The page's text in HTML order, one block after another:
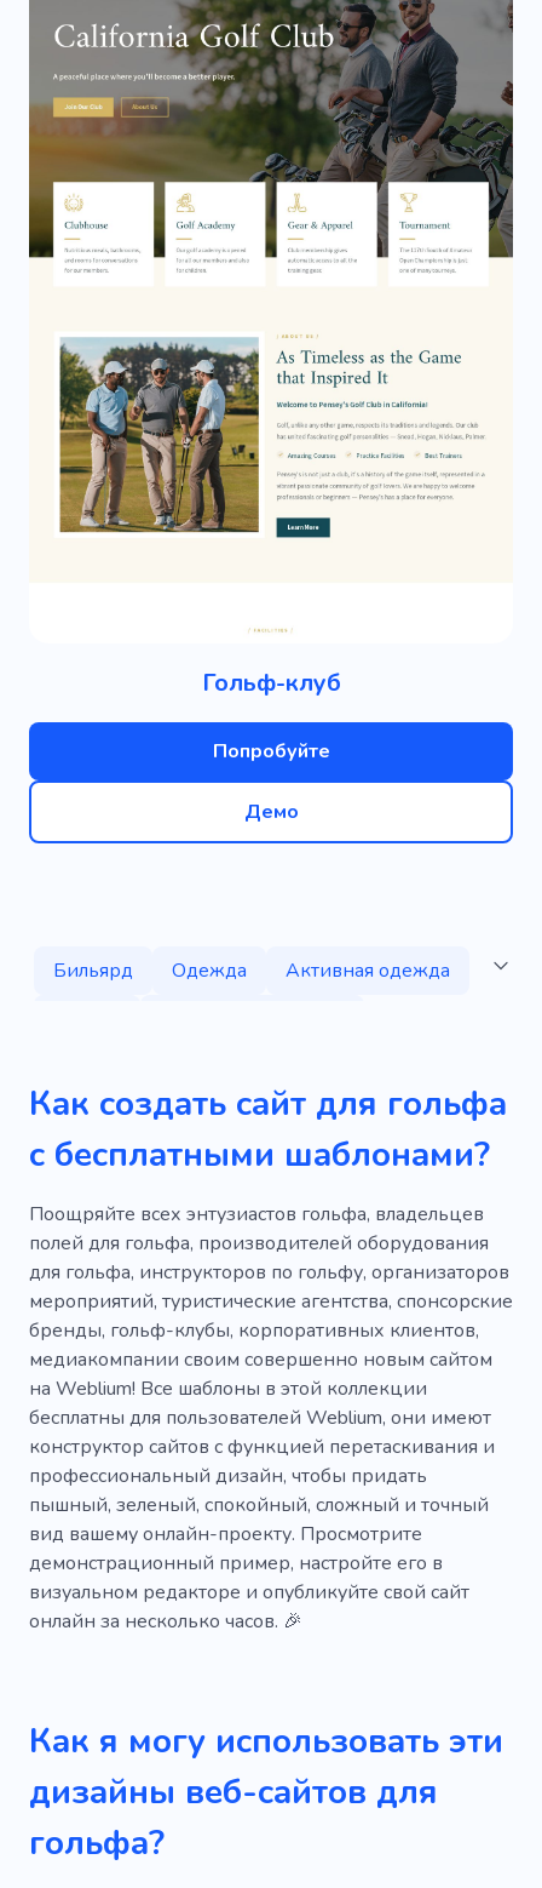
Гольф-клуб
Попробуйте
Демо
Бильярд Одежда
Активная одежда
Борьба
Спортивные часы
Лошади
Спортивная одежда
Спортивные товары
Спортивная одежда
Спортсмен
Обучение
Деятельность
Тренер
Клуб
Как создать сайт для гольфа
с бесплатными шаблонами?
Поощряйте всех энтузиастов гольфа, владельцев
полей для гольфа, производителей оборудования
для гольфа, инструкторов по гольфу, организаторов
мероприятий, туристические агентства, спонсорские
бренды, гольф-клубы, корпоративных клиентов,
медиакомпании своим совершенно новым сайтом
на Weblium! Все шаблоны в этой коллекции
бесплатны для пользователей Weblium, они имеют
конструктор сайтов с функцией перетаскивания и
профессиональный дизайн, чтобы придать
пышный, зеленый, спокойный, сложный и точный
вид вашему онлайн-проекту. Просмотрите
демонстрационный пример, настройте его в
визуальном редакторе и опубликуйте свой сайт
онлайн за несколько часов. 🎉
Как я могу использовать эти
дизайны веб-сайтов для
гольфа?